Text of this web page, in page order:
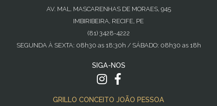
AV. MAL. MASCARENHAS DE MORAES, 945
IMBIRIBEIRA, RECIFE, PE
(81) 3428-4222
SEGUNDA À SEXTA: 08h30 as 18:30h / SÁBADO: 08h30 as 18h
SIGA-NOS
GRILLO CONCEITO JOÃO PESSOA